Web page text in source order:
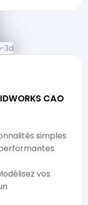
CAO
simples
vos